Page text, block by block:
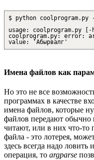
$ python coolprogram.py
usage: coolprogram.py [-
coolprogram.py: error:
value: 'Абырвалг'
Имена файлов как
Но это не все
программах в качестве
имена файлов, которые
файлов передают обычно
читают, или в них что-то
файла - это лотерея,
здесь всегда надо ловить
операция, то argparse